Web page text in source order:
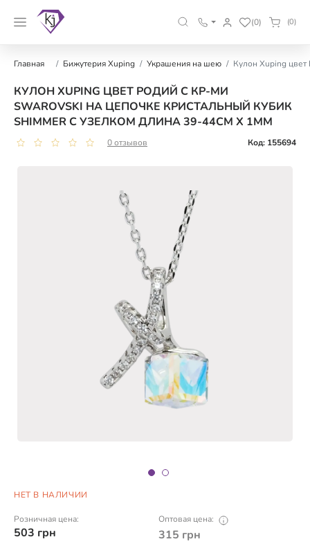
(0) (0)
Главная Бижутерия Xuping Украшения на шею Кулон Xuping цвет
КУЛОН XUPING ЦВЕТ РОДИЙ С КР-МИ
SWAROVSKI НА ЦЕПОЧКЕ КРИСТАЛЬНЫЙ КУБИК
SHIMMER С УЗЕЛКОМ ДЛИНА 39-44СМ Х 1ММ
0 отзывов Код: 155694
НЕТ В НАЛИЧИИ
Розничная цена:
503 грн
Оптовая цена:
315 грн